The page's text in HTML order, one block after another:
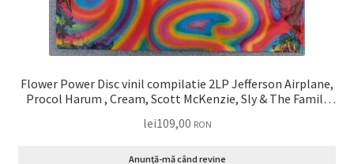
Flower Power Disc vinil compilatie 2LP Jefferson Airplane,
Procol Harum , Cream, Scott McKenzie, Sly & The Family
lei109,00 RON
Anunță-mă când revine